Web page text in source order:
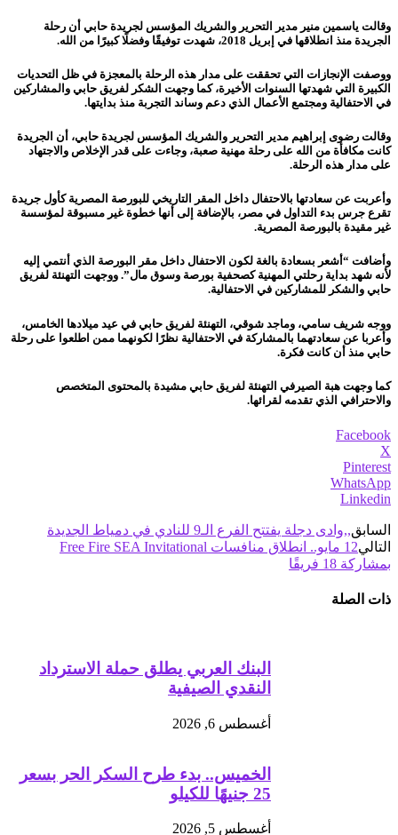
وقالت ياسمين منير مدير التحرير والشريك المؤسس لجريدة حابي أن رحلة
الجريدة منذ انطلاقها في إبريل 2018، شهدت توفيقًا وفضلًا كبيرًا من الله.
ووصفت الإنجازات التي تحققت على مدار هذه الرحلة بالمعجزة في ظل التحديات
الكبيرة التي شهدتها السنوات الأخيرة، كما وجهت الشكر لفريق حابي والمشاركين
في الاحتفالية ومجتمع الأعمال الذي دعم وساند التجربة منذ بدايتها.
وقالت رضوى إبراهيم مدير التحرير والشريك المؤسس لجريدة حابي، أن الجريدة
كانت مكافأة من الله على رحلة مهنية صعبة، وجاءت على قدر الإخلاص والاجتهاد
على مدار هذه الرحلة.
وأعربت عن سعادتها بالاحتفال داخل المقر التاريخي للبورصة المصرية كأول جريدة
تقرع جرس بدء التداول في مصر، بالإضافة إلى أنها خطوة غير مسبوقة لمؤسسة
غير مقيدة بالبورصة المصرية.
وأضافت “أشعر بسعادة بالغة لكون الاحتفال داخل مقر البورصة الذي أنتمي إليه
لأنه شهد بداية رحلتي المهنية كصحفية بورصة وسوق مال”. ووجهت التهنئة لفريق
حابي والشكر للمشاركين في الاحتفالية.
ووجه شريف سامي، وماجد شوقي، التهنئة لفريق حابي في عيد ميلادها الخامس،
وأعربا عن سعادتهما بالمشاركة في الاحتفالية نظرًا لكونهما ممن اطلعوا على رحلة
حابي منذ أن كانت فكرة.
كما وجهت هبة الصيرفي التهنئة لفريق حابي مشيدة بالمحتوى المتخصص
والاحترافي الذي تقدمه لقرائها.
Facebook
X
Pinterest
WhatsApp
Linkedin
السابق,,وادى دجلة يفتتح الفرع الـ9 للنادي في دمياط الجديدة
التالي
12 مايو.. انطلاق منافسات Free Fire SEA Invitational
بمشاركة 18 فريقًا
ذات الصلة
البنك العربي يطلق حملة الاسترداد
النقدي الصيفية
أغسطس 6, 2026
الخميس.. بدء طرح السكر الحر بسعر
25 جنيهًا للكيلو
أغسطس 5, 2026